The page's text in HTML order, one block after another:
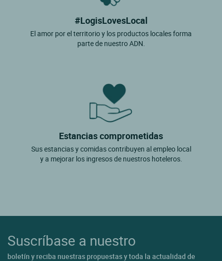
#LogisLovesLocal
El amor por el territorio y los productos locales forma
parte de nuestro ADN.
Estancias comprometidas
Sus estancias y comidas contribuyen al empleo local
y a mejorar los ingresos de nuestros hoteleros.
Suscríbase a nuestro
boletín y reciba nuestras propuestas y toda la actualidad de